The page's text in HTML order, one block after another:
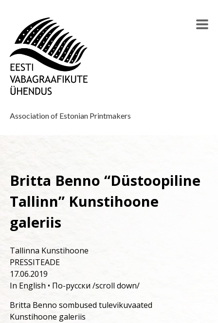
Association of Estonian Printmakers
Britta Benno “Düstoopiline
Tallinn” Kunstihoone
galeriis
Tallinna Kunstihoone
PRESSITEADE
17.06.2019
In English • По-русски /scroll down/
Britta Benno sombused tulevikuvaated
Kunstihoone galeriis